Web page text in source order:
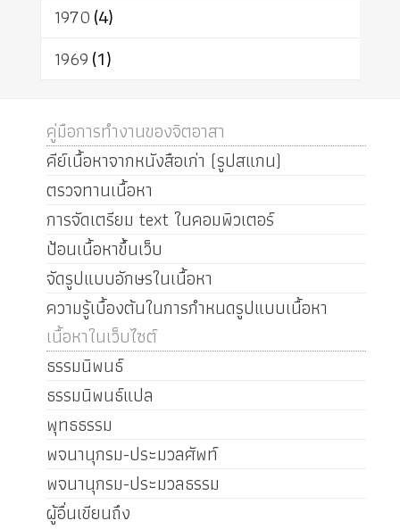
1970(4)
1969(1)
คู่มือการทำงานของจิตอาสา
คีย์เนื้อหาจากหนังสือเก่า (รูปสแกน)
ตรวจทานเนื้อหา
การจัดเตรียม text ในคอมพิวเตอร์
ป้อนเนื้อหาขึ้นเว็บ
จัดรูปแบบอักษรในเนื้อหา
ความรู้เบื้องต้นในการกำหนดรูปแบบเนื้อหา
เนื้อหาในเว็บไซต์
ธรรมนิพนธ์
ธรรมนิพนธ์แปล
พุทธธรรม
พจนานุกรม-ประมวลศัพท์
พจนานุกรม-ประมวลธรรม
ผู้อื่นเขียนถึง